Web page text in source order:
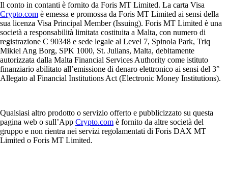
Il conto in contanti è fornito da Foris MT Limited. La carta Visa
Crypto.com è emessa e promossa da Foris MT Limited ai sensi della
sua licenza Visa Principal Member (Issuing). Foris MT Limited è una
società a responsabilità limitata costituita a Malta, con numero di
registrazione C 90348 e sede legale al Level 7, Spinola Park, Triq
Mikiel Ang Borg, SPK 1000, St. Julians, Malta, debitamente
autorizzata dalla Malta Financial Services Authority come istituto
finanziario abilitato all’emissione di denaro elettronico ai sensi del 3°
Allegato al Financial Institutions Act (Electronic Money Institutions).
Qualsiasi altro prodotto o servizio offerto e pubblicizzato su questa
pagina web o sull’App Crypto.com è fornito da altre società del
gruppo e non rientra nei servizi regolamentati di Foris DAX MT
Limited o Foris MT Limited.